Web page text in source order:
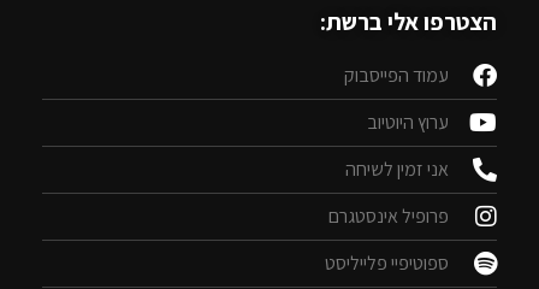
הצטרפו אלי ברשת:
עמוד הפייסבוק
ערוץ היוטיוב
אני זמין לשיחה
פרופיל אינסטגרם
ספוטיפיי פלייליסט